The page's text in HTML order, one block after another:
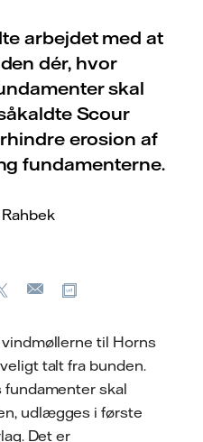
arbejdet med at
dér, hvor
skal
Scour
erosion af
fundamenterne.
E-
til Horns
talt fra bunden.
fundamenter skal
udlægges i første
Det er